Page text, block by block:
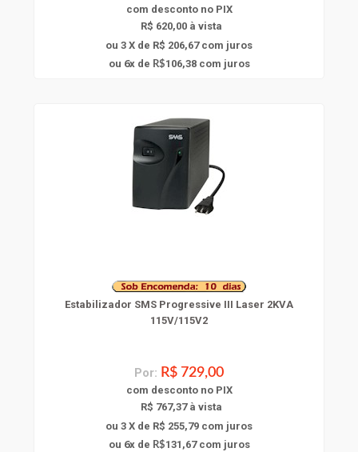
com desconto no PIX
R$ 620,00 à vista
ou 3 X de R$ 206,67com juros
ou 6x de R$106,38com juros
Estabilizador SMS Progressive III Laser 2KVA
115V/115V2
Por: R$ 729,00
com desconto no PIX
R$ 767,37 à vista
ou 3 X de R$ 255,79 com juros
ou 6x de R$131,67com juros